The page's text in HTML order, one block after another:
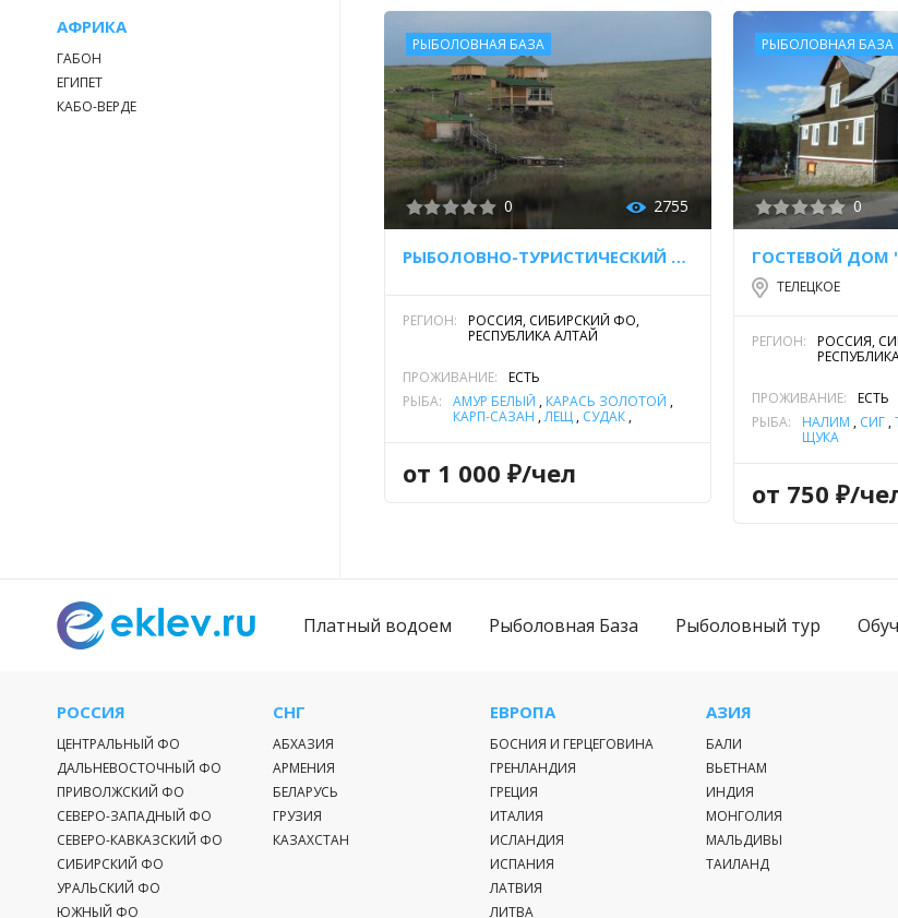
АФРИКА
ГАБОН
ЕГИПЕТ
КАБО-ВЕРДЕ
РЫБОЛОВНАЯ БАЗА
0 2755
РЫБОЛОВНО-ТУРИСТИЧЕСКИЙ КОМПЛЕКС "РЫБАЛКА НА АЛТАЕ"
РЕГИОН:
РОССИЯ, СИБИРСКИЙ ФО,
РЕСПУБЛИКА АЛТАЙ
ПРОЖИВАНИЕ:
ЕСТЬ
РЫБА:
АМУР БЕЛЫЙ , КАРАСЬ ЗОЛОТОЙ ,
КАРП-САЗАН ,ЛЕЩ , СУДАК ,
от 1 000 ₽/чел
РЫБОЛОВНАЯ БАЗА
0
ТЕЛЕЦКОЕ
РЕГИОН:
РОССИЯ,
ПРОЖИВАНИЕ:
ЕСТЬ
РЫБА:
НАЛИМ , СИГ,
ЩУКА
от 750 ₽/
Платный водоем Рыболовная База Рыболовный тур
РОССИЯ
ЦЕНТРАЛЬНЫЙ ФО
ДАЛЬНЕВОСТОЧНЫЙ ФО
ПРИВОЛЖСКИЙ ФО
СЕВЕРО-ЗАПАДНЫЙ ФО
СЕВЕРО-КАВКАЗСКИЙ ФО
СИБИРСКИЙ ФО
УРАЛЬСКИЙ ФО
ЮЖНЫЙ ФО
СНГ
АБХАЗИЯ
АРМЕНИЯ
БЕЛАРУСЬ
ГРУЗИЯ
КАЗАХСТАН
ЕВРОПА
БОСНИЯ И ГЕРЦЕГОВИНА
ГРЕНЛАНДИЯ
ГРЕЦИЯ
ИТАЛИЯ
ИСЛАНДИЯ
ИСПАНИЯ
ЛАТВИЯ
ЛИТВА
АЗИЯ
БАЛИ
ВЬЕТНАМ
ИНДИЯ
МОНГОЛИЯ
МАЛЬДИВЫ
ТАИЛАНД